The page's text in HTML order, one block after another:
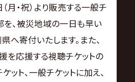
月・祝）より販売する一般チ
を、被災地域の一日も早い
へ寄付いたします。また、
を応援する視聴チケットの
ット、一般チケットに加え、